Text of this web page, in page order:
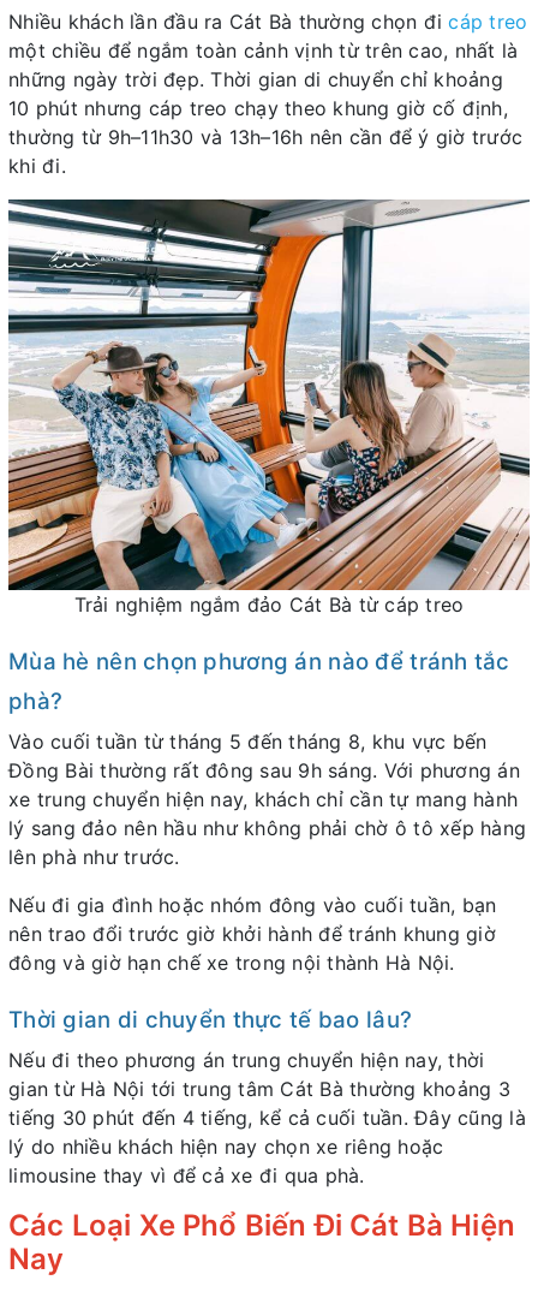
Nhiều khách lần đầu ra Cát Bà thường chọn đicáp treo
một chiều để ngắm toàn cảnh vịnh từ trên cao, nhất là
những ngày trời đẹp. Thời gian di chuyển chỉ khoảng
10 phút nhưng cáp treo chạy theo khung giờ cố định,
thường từ 9h–11h30 và 13h–16h nên cần để ý giờ trước
khi đi.
Trải nghiệm ngắm đảo Cát Bà từ cáp treo
Mùa hè nên chọn phương án nào để tránh tắc
phà?
Vào cuối tuần từ tháng 5 đến tháng 8, khu vực bến
Đồng Bài thường rất đông sau 9h sáng. Với phương án
xe trung chuyển hiện nay, khách chỉ cần tự mang hành
lý sang đảo nên hầu như không phải chờ ô tô xếp hàng
lên phà như trước.
Nếu đi gia đình hoặc nhóm đông vào cuối tuần, bạn
nên trao đổi trước giờ khởi hành để tránh khung giờ
đông và giờ hạn chế xe trong nội thành Hà Nội.
Thời gian di chuyển thực tế bao lâu?
Nếu đi theo phương án trung chuyển hiện nay, thời
gian từ Hà Nội tới trung tâm Cát Bà thường khoảng 3
tiếng 30 phút đến 4 tiếng, kể cả cuối tuần. Đây cũng là
lý do nhiều khách hiện nay chọn xe riêng hoặc
limousine thay vì để cả xe đi qua phà.
Các Loại Xe Phổ Biến Đi Cát Bà Hiện
Nay